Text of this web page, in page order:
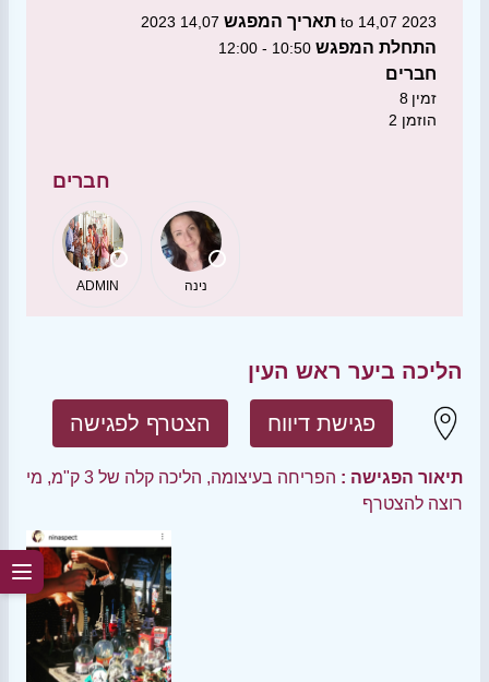
תאריך המפגש 14,07 2023 to 14,07 2023
התחלת המפגש 10:50 - 12:00
חברים
8 זמין
2 הוזמן
חברים
ADMIN נינה
הליכה ביער ראש העין
הצטרף לפגישה פגישת דיווח
תיאור הפגישה :
הפריחה בעיצומה, הליכה קלה של 3 ק"מ, מי
רוצה להצטרף